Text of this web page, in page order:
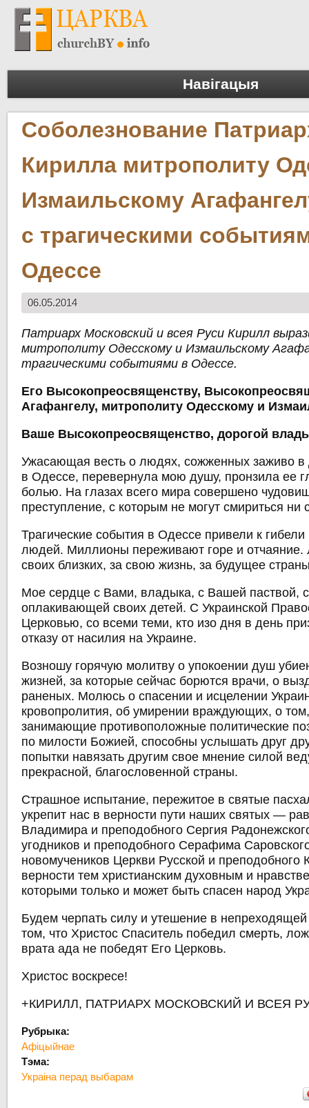
Навігацыя
Соболезнование
Кирилла митрополиту
Измаильскому
с трагическими
Одессе
06.05.2014
Патриарх Московский и всея Руси Кирилл
митрополиту Одесскому и Измаильскому
трагическими событиями в Одессе.
Его Высокопреосвященству,
Агафангелу, митрополиту Одесскому и
Ваше Высокопреосвященство, дорогой
Ужасающая весть о людях, сожженных заживо
в Одессе, перевернула мою душу, пронзила ее
болью. На глазах всего мира совершено
преступление, с которым не могут смириться ни
Трагические события в Одессе привели к гибели
людей. Миллионы переживают горе и отчаяние.
своих близких, за свою жизнь, за будущее
Мое сердце с Вами, владыка, с Вашей паствой,
оплакивающей своих детей. С Украинской
Церковью, со всеми теми, кто изо дня в день
отказу от насилия на Украине.
Возношу горячую молитву о упокоении душ
жизней, за которые сейчас борются врачи, о
раненых. Молюсь о спасении и исцелении
кровопролития, об умирении враждующих, о
занимающие противоположные политические
по милости Божией, способны услышать друг
попытки навязать другим свое мнение силой
прекрасной, благословенной страны.
Страшное испытание, пережитое в святые
укрепит нас в верности пути наших святых —
Владимира и преподобного Сергия
угодников и преподобного Серафима
новомучеников Церкви Русской и преподобного
верности тем христианским духовным и
которыми только и может быть спасен народ
Будем черпать силу и утешение в непреходящей
том, что Христос Спаситель победил смерть,
врата ада не победят Его Церковь.
Христос воскресе!
+КИРИЛЛ, ПАТРИАРХ МОСКОВСКИЙ И ВСЕЯ
Рубрыка:
Афіцыйнае
Тэма:
Украіна перад выбарам